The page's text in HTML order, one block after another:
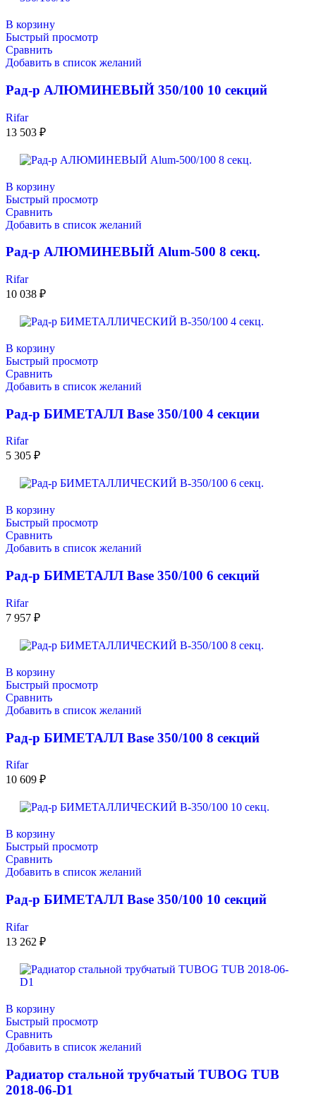
В корзину
Быстрый просмотр
Сравнить
Добавить в список желаний
Рад-р АЛЮМИНЕВЫЙ 350/100 10 секций
Rifar
13 503 ₽
В корзину
Быстрый просмотр
Сравнить
Добавить в список желаний
Рад-р АЛЮМИНЕВЫЙ Alum-500 8 секц.
Rifar
10 038 ₽
В корзину
Быстрый просмотр
Сравнить
Добавить в список желаний
Рад-р БИМЕТАЛЛ Base 350/100 4 секции
Rifar
5 305 ₽
В корзину
Быстрый просмотр
Сравнить
Добавить в список желаний
Рад-р БИМЕТАЛЛ Base 350/100 6 секций
Rifar
7 957 ₽
В корзину
Быстрый просмотр
Сравнить
Добавить в список желаний
Рад-р БИМЕТАЛЛ Base 350/100 8 секций
Rifar
10 609 ₽
В корзину
Быстрый просмотр
Сравнить
Добавить в список желаний
Рад-р БИМЕТАЛЛ Base 350/100 10 секций
Rifar
13 262 ₽
В корзину
Быстрый просмотр
Сравнить
Добавить в список желаний
Радиатор стальной трубчатый TUBOG TUB
2018-06-D1